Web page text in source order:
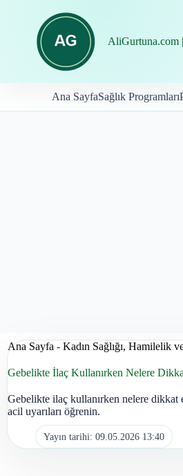
AliGurtuna.com
Ana SayfaSağlık Programları
Ana Sayfa - Kadın Sağlığı, Hamilelik
Gebelikte İlaç Kullanırken Nelere
Gebelikte ilaç kullanırken nelere
acil uyarıları öğrenin.
Yayın tarihi: 09.05.2026 13:40